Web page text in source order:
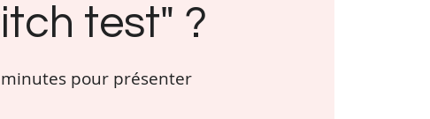
test" ?
pour présenter